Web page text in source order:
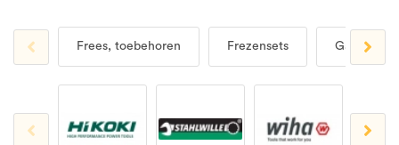
Frees, toebehoren Frezensets Gatfrezen